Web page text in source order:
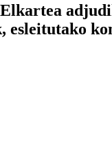
esleitutako